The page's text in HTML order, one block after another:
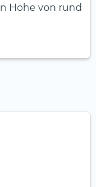
Höhe von rund